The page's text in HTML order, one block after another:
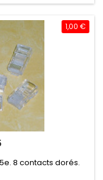
1,00 €
8 contacts dorés.